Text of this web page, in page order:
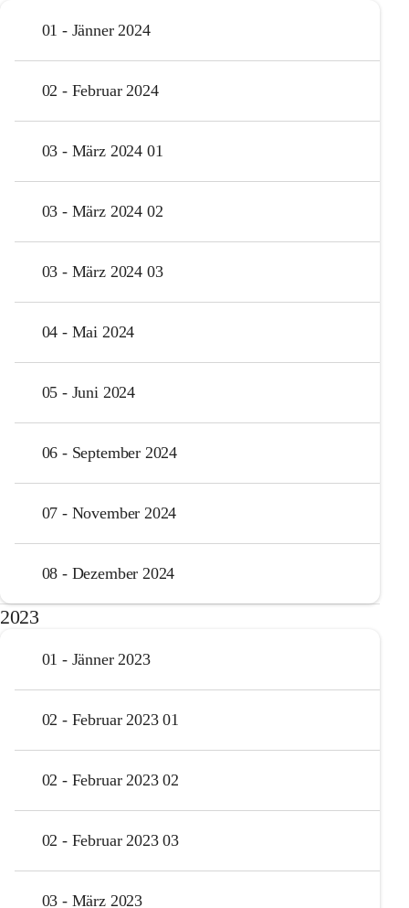
01 - Jänner 2024
02 - Februar 2024
03 - März 2024 01
03 - März 2024 02
03 - März 2024 03
04 - Mai 2024
05 - Juni 2024
06 - September 2024
07 - November 2024
08 - Dezember 2024
2023
01 - Jänner 2023
02 - Februar 2023 01
02 - Februar 2023 02
02 - Februar 2023 03
03 - März 2023